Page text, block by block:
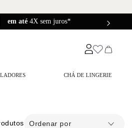
Seja umFranquead@
CHÁ DE LINGERIE
Ordenar por